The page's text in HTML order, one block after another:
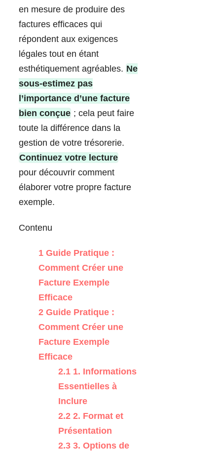
en mesure de produire des
factures efficaces qui
répondent aux exigences
légales tout en étant
esthétiquement agréables. Ne
sous-estimez pas
l’importance d’une facture
bien conçue ; cela peut faire
toute la différence dans la
gestion de votre trésorerie.
Continuez votre lecture
pour découvrir comment
élaborer votre propre facture
exemple.
Contenu
1 Guide Pratique :
Comment Créer une
Facture Exemple
Efficace
2 Guide Pratique :
Comment Créer une
Facture Exemple
Efficace
2.1 1. Informations
Essentielles à
Inclure
2.2 2. Format et
Présentation
2.3 3. Options de